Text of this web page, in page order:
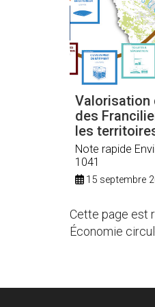
Valorisation
des
les
Note rapide
1041
15 septembre
Cette page est
Économie